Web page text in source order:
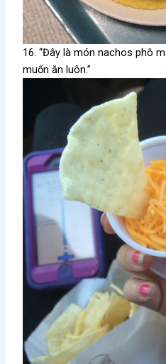
16. “Đây là món nachos phô
muốn ăn luôn.”